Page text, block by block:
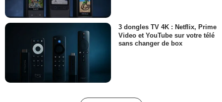
3 dongles TV 4K : Netflix, Prime
Video et YouTube sur votre télé
sans changer de box